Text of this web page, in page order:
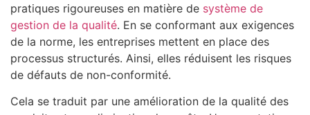
pratiques rigoureuses en matière de système de
gestion de la qualité. En se conformant aux exigences
de la norme, les entreprises mettent en place des
processus structurés. Ainsi, elles réduisent les risques
de défauts de non-conformité.
Cela se traduit par une amélioration de la qualité des